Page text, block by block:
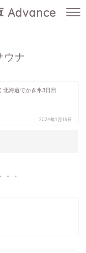
Advance
ウナ
北海道でかき氷3日目
2024年1月16日